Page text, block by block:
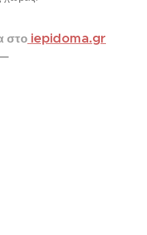
στο iepidoma.gr